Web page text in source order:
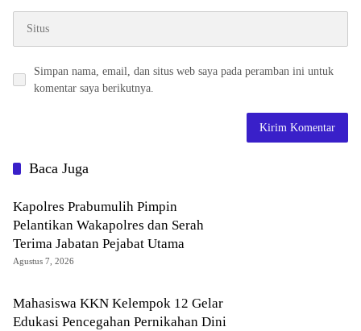
Simpan nama, email, dan situs web saya pada peramban ini untuk
komentar saya berikutnya.
Baca Juga
Kapolres Prabumulih Pimpin
Pelantikan Wakapolres dan Serah
Terima Jabatan Pejabat Utama
Agustus 7, 2026
Mahasiswa KKN Kelempok 12 Gelar
Edukasi Pencegahan Pernikahan Dini